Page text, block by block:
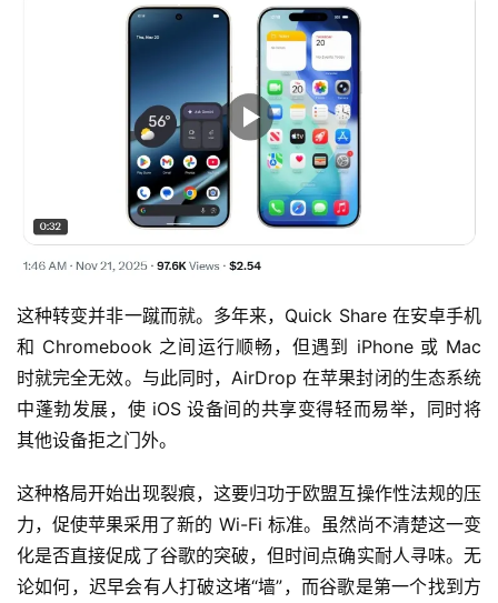
这种转变并非一蹴而就。多年来，Quick Share 在安卓手机
和 Chromebook 之间运行顺畅，但遇到 iPhone 或 Mac
时就完全无效。与此同时，AirDrop 在苹果封闭的生态系统
中蓬勃发展，使 iOS 设备间的共享变得轻而易举，同时将
其他设备拒之门外。
这种格局开始出现裂痕，这要归功于欧盟互操作性法规的压
力，促使苹果采用了新的 Wi-Fi 标准。虽然尚不清楚这一变
化是否直接促成了谷歌的突破，但时间点确实耐人寻味。无
论如何，迟早会有人打破这堵“墙”，而谷歌是第一个找到方